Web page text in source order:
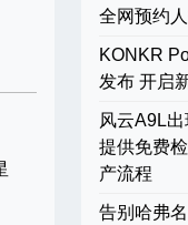
全网预约
KONKR
发布 开启
风云A9L出
提供免费
产流程
告别哈弗